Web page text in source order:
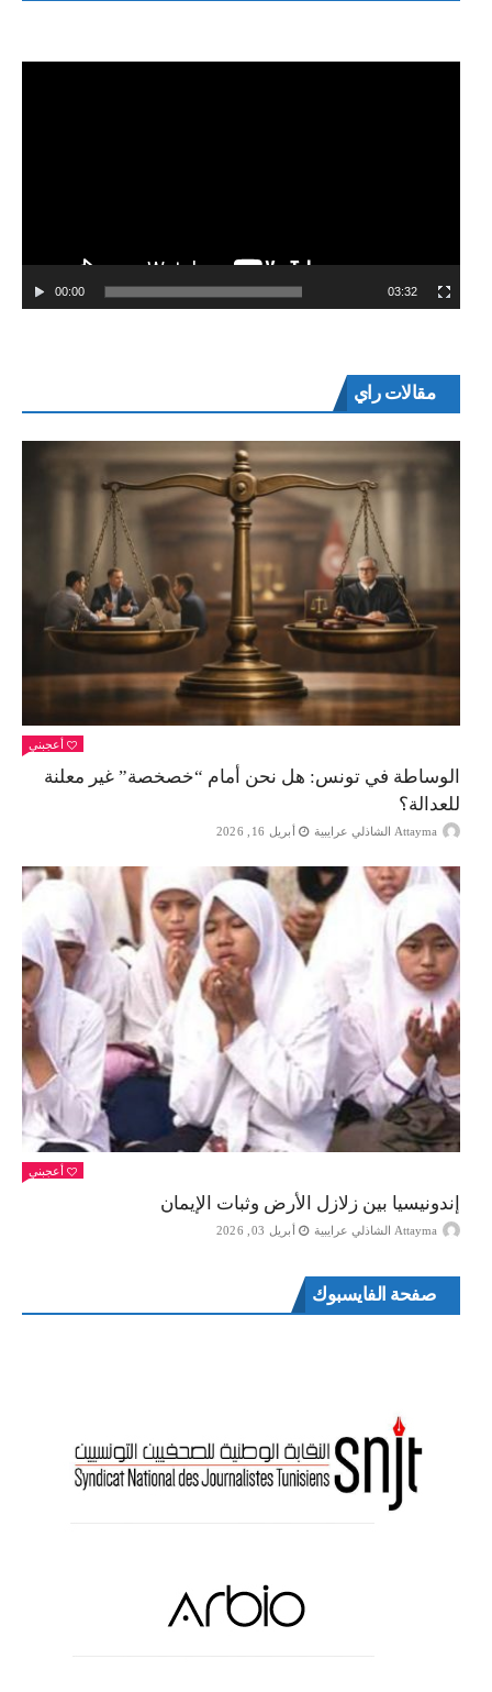
00:00 03:32
مقالات راي
أعجبني
الوساطة في تونس: هل نحن أمام “خصخصة” غير معلنة
للعدالة؟
Attayma الشاذلي عرايبية أبريل 16, 2026
أعجبني
إندونيسيا بين زلازل الأرض وثبات الإيمان
Attayma الشاذلي عرايبية أبريل 03, 2026
صفحة الفايسبوك